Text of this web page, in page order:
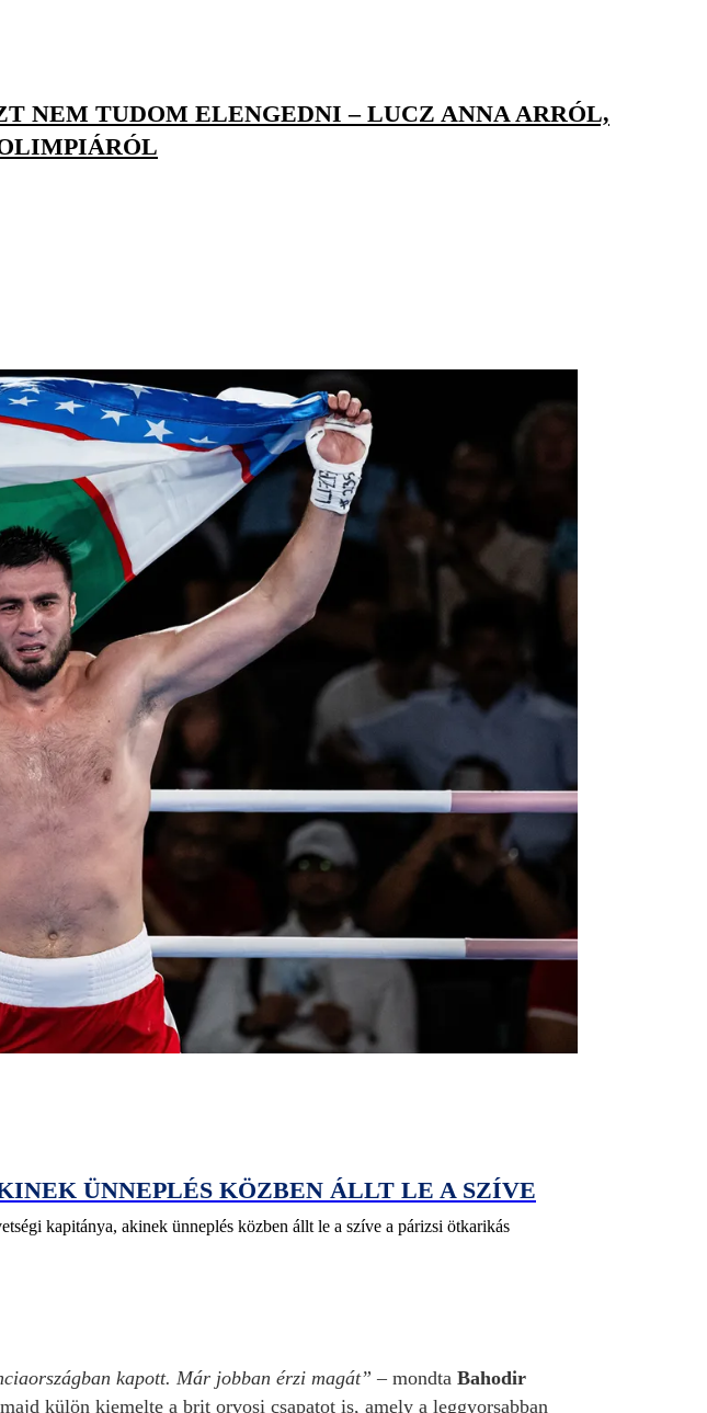
NEM TUDOM ELENGEDNI – LUCZ ANNA ARRÓL,
ÜNNEPLÉS KÖZBEN ÁLLT LE A SZÍVE
kapitánya, akinek ünneplés közben állt le a szíve a párizsi ötkarikás
kapott. Már jobban érzi magát” – mondta Bahodir
külön kiemelte a brit orvosi csapatot is, amely a leggyorsabban